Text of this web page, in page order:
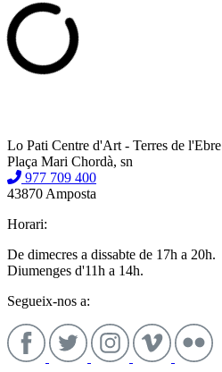
Lo Pati Centre d'Art - Terres de l'Ebre
Plaça Mari Chordà, sn
977 709 400
43870 Amposta
Horari:
De dimecres a dissabte de 17h a 20h.
Diumenges d'11h a 14h.
Segueix-nos a: